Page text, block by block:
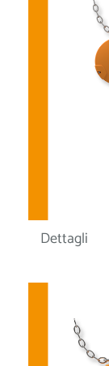
Dettagli